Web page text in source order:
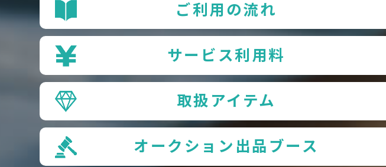
ご利用の流れ
サービス利用料
取扱アイテム
オークション出品ブース